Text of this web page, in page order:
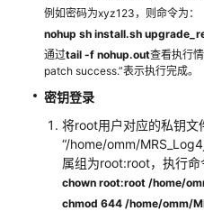
常
例如密码为xyz123，则命令为：
nohup sh install.sh
通过tail -f nohup.out查看执行
patch success.”表示执行完成。
密钥登录
将root用户对应的私钥文
“/home/omm/
属组为root:root，执行命
chown root:root /home/
chmod 644 /home/omm/